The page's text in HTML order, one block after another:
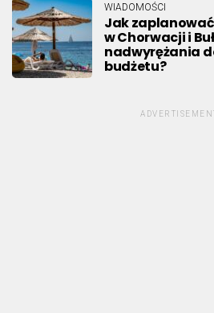
WIADOMOŚCI
Jak
w Chorwacji i
nadwyrężania
budżetu?